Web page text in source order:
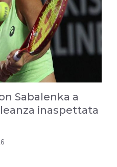
Sabalenka a
inaspettata